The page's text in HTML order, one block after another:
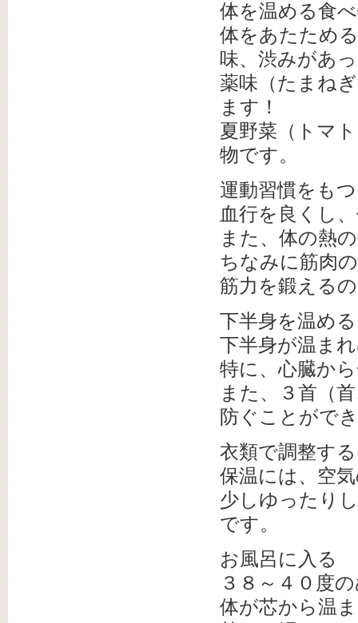
体を温める食
体をあたため
味、渋みがあ
薬味（たまね
ます！
夏野菜（トマ
物です。
運動習慣をもつ
血行を良くし
また、体の熱
ちなみに筋肉
筋力を鍛える
下半身を温める
下半身が温ま
特に、心臓か
また、３首（
防ぐことがで
衣類で調整する
保温には、空
少しゆったり
です。
お風呂に入る
３８～４０度
体が芯から温